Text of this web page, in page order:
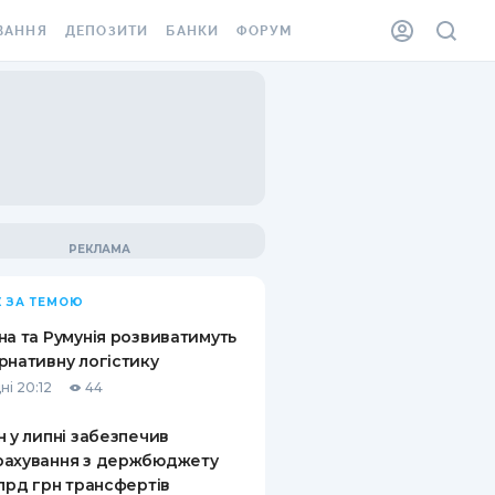
ВІНЬЄТКА
ВІД
ВИПАДКІВ
ДЕПОЗИТИ
ПИТАННЯ ТА ВІДПОВІДІ
ДЕПОЗИТНИЙ КАЛЬКУЛЯТОР
ПУТІВНИКИ ПО
БАНКИ ФОРУМ
ЗА ТЕМОЮ
та Румунія розвиватимуть
логістику
20:12 44
у липні забезпечив
з держбюджету
грн трансфертів